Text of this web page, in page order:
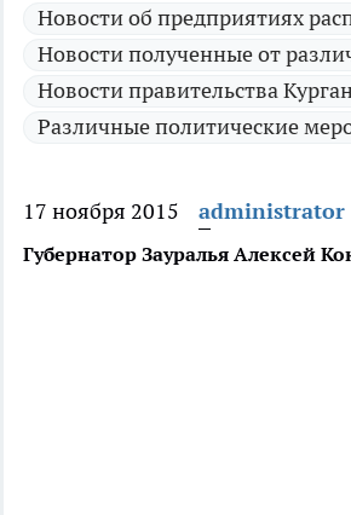
Новости об предприятиях
Новости полученные от
Новости правительства
Различные политические
17 ноября 2015 administrator
Губернатор Зауралья Алексей